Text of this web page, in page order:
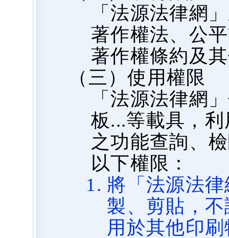
「法源法律網
著作權法、公
著作權條約及
（三）使用權限
「法源法律網
板...等載具，
之功能查詢、
以下權限：
將「法源法
製、剪貼，
用於其他印